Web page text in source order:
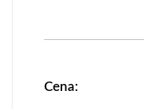
Cena: